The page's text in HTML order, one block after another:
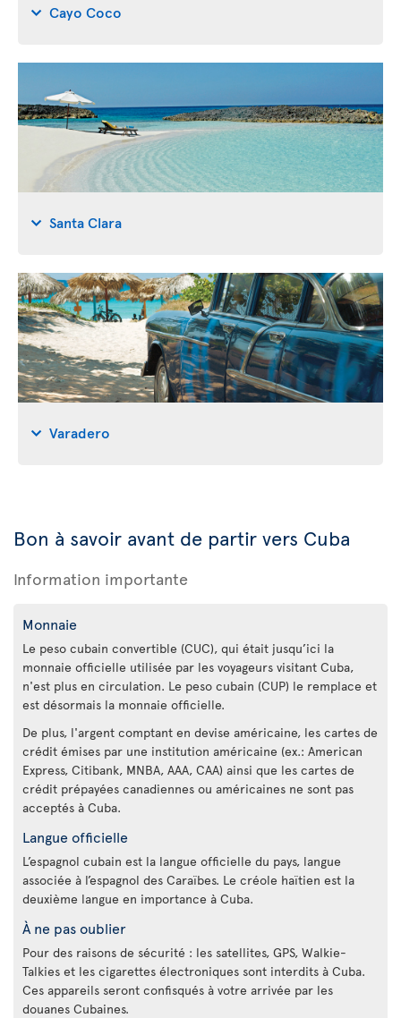
Cayo Coco
Santa Clara
Varadero
Bon à savoir avant de partir vers Cuba
Information importante
Monnaie
Le peso cubain convertible (CUC), qui était jusqu’ici la
monnaie officielle utilisée par les voyageurs visitant Cuba,
n'est plus en circulation. Le peso cubain (CUP) le remplace et
est désormais la monnaie officielle.
De plus, l'argent comptant en devise américaine, les cartes de
crédit émises par une institution américaine (ex.: American
Express, Citibank, MNBA, AAA, CAA) ainsi que les cartes de
crédit prépayées canadiennes ou américaines ne sont pas
acceptés à Cuba.
Langue officielle
L’espagnol cubain est la langue officielle du pays, langue
associée à l’espagnol des Caraïbes. Le créole haïtien est la
deuxième langue en importance à Cuba.
À ne pas oublier
Pour des raisons de sécurité : les satellites, GPS, Walkie-
Talkies et les cigarettes électroniques sont interdits à Cuba.
Ces appareils seront confisqués à votre arrivée par les
douanes Cubaines.